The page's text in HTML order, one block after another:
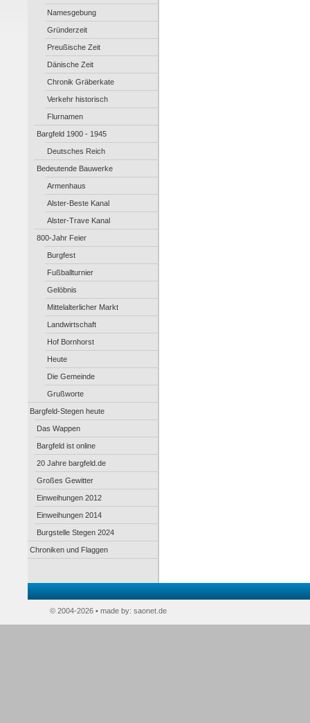
Namesgebung
Gründerzeit
Preußische Zeit
Dänische Zeit
Chronik Gräberkate
Verkehr historisch
Flurnamen
Bargfeld 1900 - 1945
Deutsches Reich
Bedeutende Bauwerke
Armenhaus
Alster-Beste Kanal
Alster-Trave Kanal
800-Jahr Feier
Burgfest
Fußballturnier
Gelöbnis
Mittelalterlicher Markt
Landwirtschaft
Hof Bornhorst
Heute
Die Gemeinde
Grußworte
Bargfeld-Stegen heute
Das Wappen
Bargfeld ist online
20 Jahre bargfeld.de
Großes Gewitter
Einweihungen 2012
Einweihungen 2014
Burgstelle Stegen 2024
Chroniken und Flaggen
© 2004-2026 • made by: saonet.de